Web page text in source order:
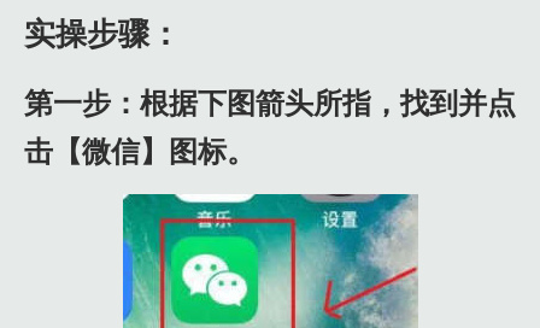
实操步骤：
第一步：根据下图箭头所指，找到并点
击【微信】图标。
1.5 第五步：进入【钱包】页面后，根据下图箭头所指，点击右
1.7 第七步：在弹出的窗口中，根据下图箭头所指，再次点击【